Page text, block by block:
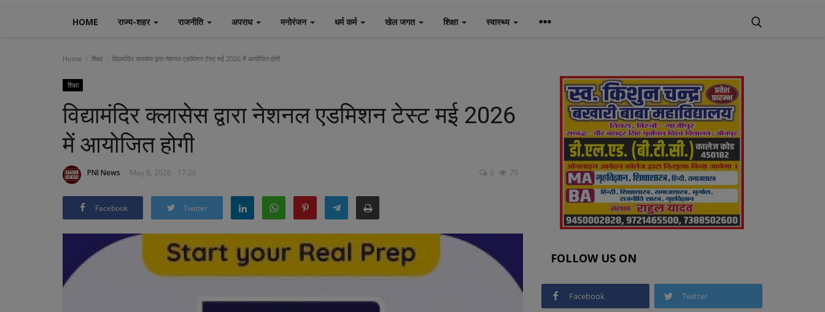
HOME राज्य-शहर राजनीति अपराध मनोरंजन धर्म कर्म खेल जगत शिक्षा स्वास्थ्य
Home शिक्षा विद्यामंदिर क्लासेस द्वारा नेशनल एडमिशन टेस्ट मई 2026 में आयोजित होगी
शिक्षा
विद्यामंदिर क्लासेस द्वारा नेशनल एडमिशन टेस्ट मई 2026
में आयोजित होगी
PNI News May 8, 2026 - 17:26 0 70
Facebook Twitter
FOLLOW US ON
Facebook Twitter